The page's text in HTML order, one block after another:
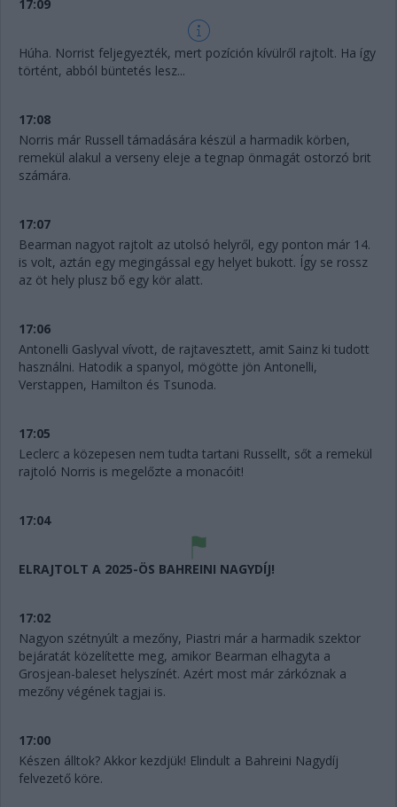
17:09
Húha. Norrist feljegyezték, mert pozíción kívülről rajtolt. Ha így
történt, abból büntetés lesz...
17:08
Norris már Russell támadására készül a harmadik körben,
remekül alakul a verseny eleje a tegnap önmagát ostorzó brit
számára.
17:07
Bearman nagyot rajtolt az utolsó helyről, egy ponton már 14.
is volt, aztán egy megingással egy helyet bukott. Így se rossz
az öt hely plusz bő egy kör alatt.
17:06
Antonelli Gaslyval vívott, de rajtavesztett, amit Sainz ki tudott
használni. Hatodik a spanyol, mögötte jön Antonelli,
Verstappen, Hamilton és Tsunoda.
17:05
Leclerc a közepesen nem tudta tartani Russellt, sőt a remekül
rajtoló Norris is megelőzte a monacóit!
17:04
ELRAJTOLT A 2025-ÖS BAHREINI NAGYDÍJ!
17:02
Nagyon szétnyúlt a mezőny, Piastri már a harmadik szektor
bejáratát közelítette meg, amikor Bearman elhagyta a
Grosjean-baleset helyszínét. Azért most már zárkóznak a
mezőny végének tagjai is.
17:00
Készen álltok? Akkor kezdjük! Elindult a Bahreini Nagydíj
felvezető köre.